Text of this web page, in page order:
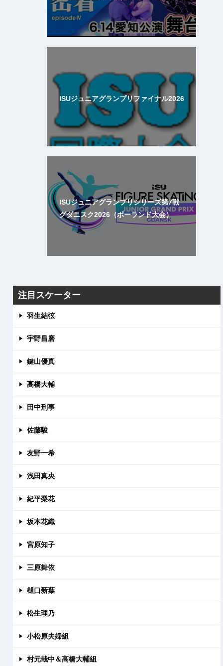
ISUジュニアグランプリファイナル2026
ISUジュニアグランプリシリーズ第7戦
グダニスク2026（ポーランド大会）
注目スケーター
羽生結弦
宇野昌磨
鍵山優真
高橋大輔
田中刑事
佐藤駿
友野一希
浅田真央
紀平梨花
坂本花織
宮原知子
三原舞依
樋口新葉
松生理乃
小松原夫婦組
村元哉中＆高橋大輔組